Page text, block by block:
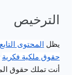
الترخيص
يظل المحتوى
حقوق ملكية فكرية
أنت تملك حقوق